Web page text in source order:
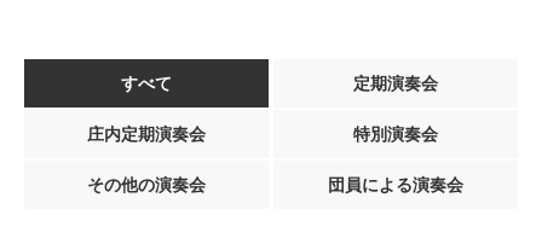
すべて 定期演奏会
庄内定期演奏会 特別演奏会
その他の演奏会 団員による演奏会